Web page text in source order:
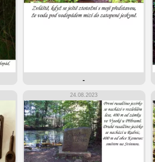
-
24.08.2023